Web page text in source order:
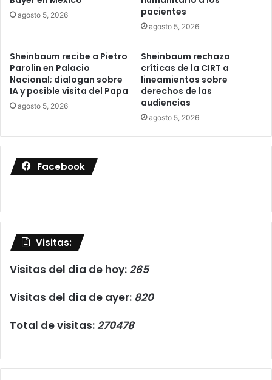
agosto 5, 2026
pacientes
agosto 5, 2026
Sheinbaum recibe a Pietro
Parolin en Palacio
Nacional; dialogan sobre
IA y posible visita del Papa
agosto 5, 2026
Sheinbaum rechaza
críticas de la CIRT a
lineamientos sobre
derechos de las
audiencias
agosto 5, 2026
Facebook
Visitas:
Visitas del día de hoy: 265
Visitas del día de ayer: 820
Total de visitas: 270478